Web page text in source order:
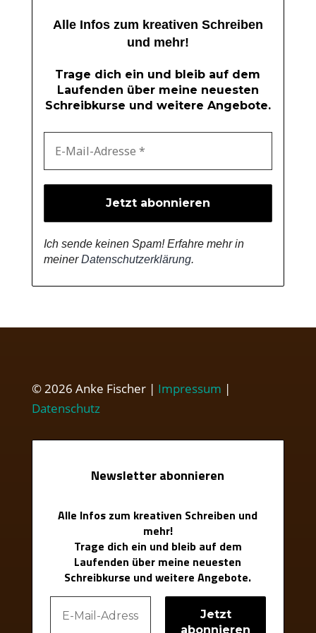
Alle Infos zum kreativen Schreiben
und mehr!
Trage dich ein und bleib auf dem
Laufenden über meine neuesten
Schreibkurse und weitere Angebote.
Ich sende keinen Spam! Erfahre mehr in
meinerDatenschutzerklärung.
© 2026 Anke Fischer | Impressum |
Datenschutz
Newsletter abonnieren
Alle Infos zum kreativen Schreiben und
mehr!
Trage dich ein und bleib auf dem
Laufenden über meine neuesten
Schreibkurse und weitere Angebote.